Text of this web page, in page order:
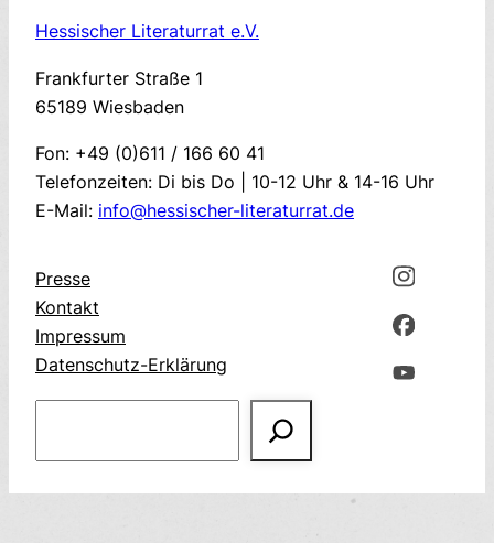
Hessischer Literaturrat e.V.
Frankfurter Straße 1
65189 Wiesbaden
Fon: +49 (0)611 / 166 60 41
Telefonzeiten: Di bis Do | 10-12 Uhr & 14-16 Uhr
E-Mail: info@hessischer-literaturrat.de
Presse
Kontakt
Impressum
Datenschutz-Erklärung